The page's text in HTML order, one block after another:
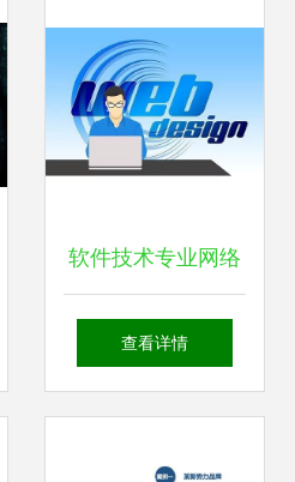
软件技术专业网络
技术开发 新时代的
查看详情